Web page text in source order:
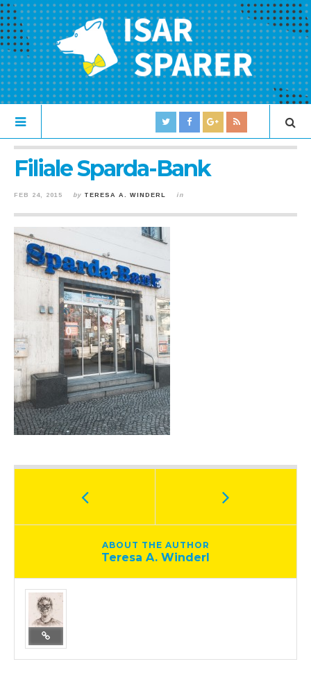
Filiale Sparda-Bank
FEB 24, 2015 by TERESA A. WINDERL in
ABOUT THE AUTHOR
Teresa A. Winderl